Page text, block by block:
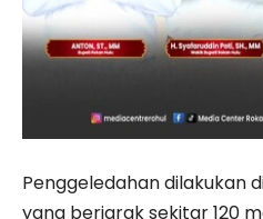
Penggeledahan dilakukan
yang berjarak sekitar 120